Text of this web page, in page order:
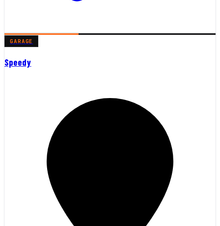
GARAGE
Speedy